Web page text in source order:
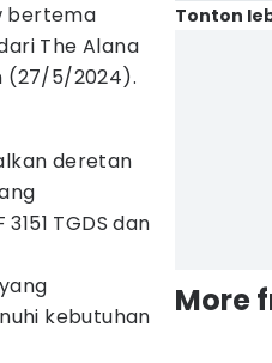
bertema
The Alana
(27/5/2024).
deretan
TGDS dan
kebutuhan
Tonton
More